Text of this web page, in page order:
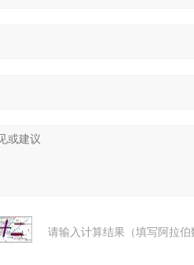
请输入计算结果（填写阿拉